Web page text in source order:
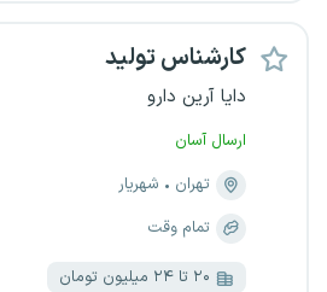
کارشناس تولید
دایا آرین دارو
ارسال آسان
تهران
شهریار
تمام وقت
۲۰ تا ۲۴ میلیون تومان